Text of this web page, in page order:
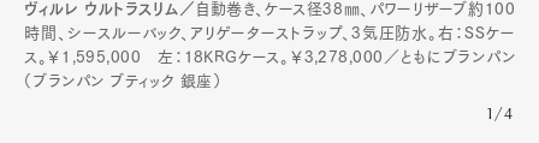
ヴィルレ ウルトラスリム／ 自動巻き、ケース径38㎜、パワーリザーブ約100
時間、シースルーバック、アリゲーターストラップ、3気圧防水。右：SSケー
ス。￥1,595,000 左：18KRGケース。￥3,278,000／ともにブランパン
（ブランパン ブティック 銀座）
1/4